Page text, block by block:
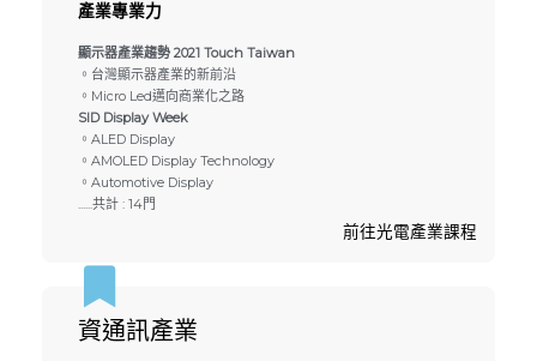
產業專業力
顯示器產業趨勢 2021 Touch Taiwan
。台灣顯示器產業的新前沿
。Micro Led邁向商業化之路
SID Display Week
。ALED Display
。AMOLED Display Technology
。Automotive Display
......共計 : 14門
前往光電產業課程
資通訊產業